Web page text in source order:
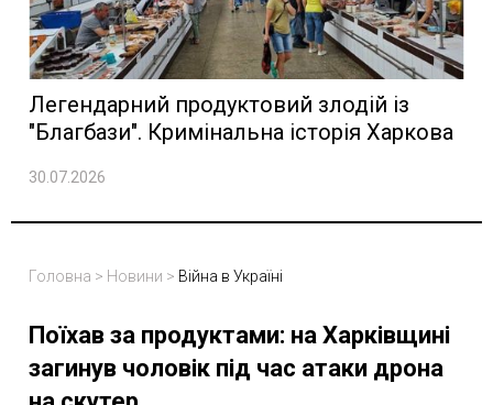
Легендарний продуктовий злодій із
"Благбази". Кримінальна історія Харкова
30.07.2026
Головна > Новини > Війна в Україні
Поїхав за продуктами: на Харківщині
загинув чоловік під час атаки дрона